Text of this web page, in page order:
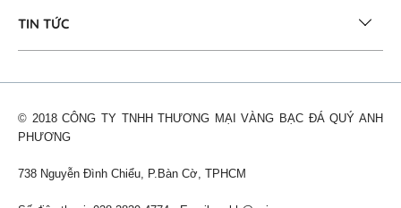
TIN TỨC
© 2018 CÔNG TY TNHH THƯƠNG MẠI VÀNG BẠC ĐÁ QUÝ ANH
PHƯƠNG
738 Nguyễn Đình Chiểu, P.Bàn Cờ, TPHCM